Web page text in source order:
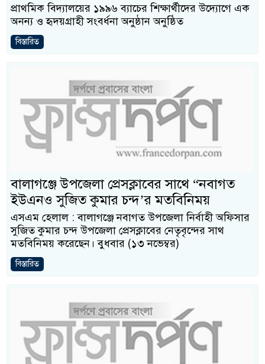
প্রাথমিক বিদ্যালয়ের ১৯৯৬ ব্যাচের শিক্ষার্থীদের উদ্যোগে এক
অনন্য ও হৃদয়গ্রাহী সংবর্ধনা অনুষ্ঠান অনুষ্ঠিত
বিস্তারিত
বালাগঞ্জে উপজেলা প্রেসক্লাবের সাথে “নবাগত
ইউএনও সুজিত কুমার চন্দ’র মতবিনিময়
এসএম হেলাল : বালাগঞ্জে নবাগত উপজেলা নির্বাহী অফিসার
সুজিত কুমার চন্দ উপজেলা প্রেসক্লাবের নেতৃবৃন্দের সাথ
মতবিনিময় করেছেন। বুধবার (১৩ নভেম্বর)
বিস্তারিত